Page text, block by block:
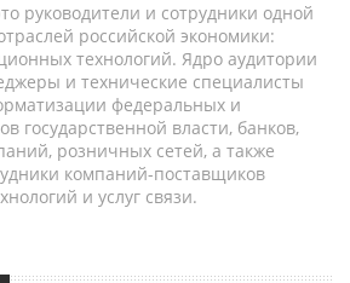
руководители и сотрудники одной
российской экономики:
технологий. Ядро аудитории
и технические специалисты
федеральных и
государственной власти, банков,
розничных сетей, а также
компаний-поставщиков
и услуг связи.